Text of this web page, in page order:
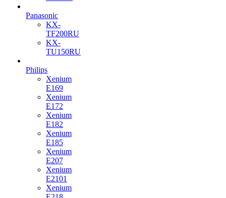
Panasonic
KX-
TF200RU
KX-
TU150RU
Philips
Xenium
E169
Xenium
E172
Xenium
E182
Xenium
E185
Xenium
E207
Xenium
E2101
Xenium